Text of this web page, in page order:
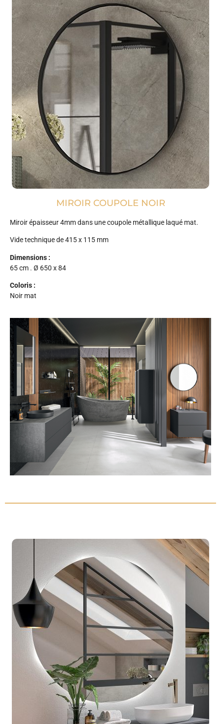
MIROIR COUPOLE NOIR
Miroir épaisseur 4mm dans une coupole métallique laqué mat.
Vide technique de 415 x 115 mm
Dimensions :
65 cm . Ø 650 x 84
Coloris :
Noir mat